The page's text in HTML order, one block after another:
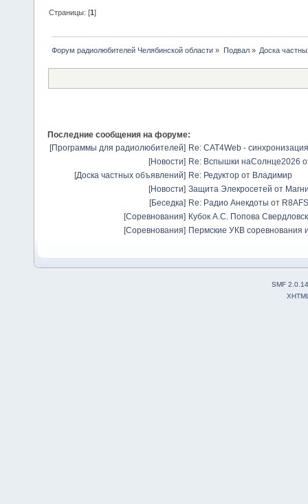
Страницы: [1]
Форум радиолюбителей Челябинской области » Подвал» Доска
Последние сообщения на форуме:
[Программы для радиолюбителей] Re: CAT4Web -
[Новости] Re: Вспышки наСолнце2026
[Доска частных объявлений] Re: Редуктор от Владимир
[Новости] Защита Элекросетей от
[Беседка] Re: Радио Анекдоты от R8AFS
[Соревнования] Кубок А.С. Попова
[Соревнования] Пермские УКВ соревнования
SMF 2.0.14